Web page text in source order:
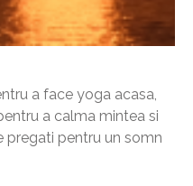
a face yoga acasa,
a calma mintea si
pregati pentru un somn